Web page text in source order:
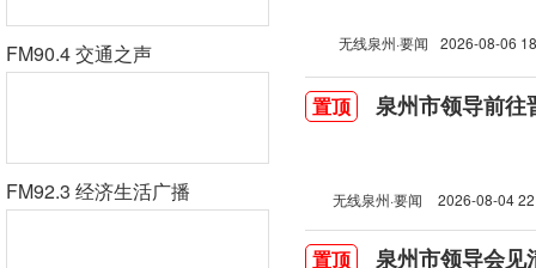
FM90.4 交通之声
FM92.3 经济生活广播
无线泉州·要闻 2026-08-06
置顶 泉州市领导前往
无线泉州·要闻 2026-08-04
置顶 泉州市领导会见